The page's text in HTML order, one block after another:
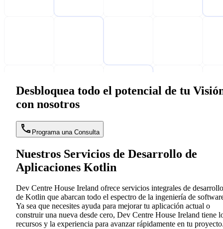
Desbloquea todo el potencial de tu
con nosotros
Programa una Consulta
Nuestros Servicios de Desarrollo de
Aplicaciones Kotlin
Dev Centre House Ireland ofrece servicios integrales de desarrollo
de Kotlin que abarcan todo el espectro de la ingeniería de
Ya sea que necesites ayuda para mejorar tu aplicación actual o
construir una nueva desde cero, Dev Centre House Ireland tiene
recursos y la experiencia para avanzar rápidamente en tu